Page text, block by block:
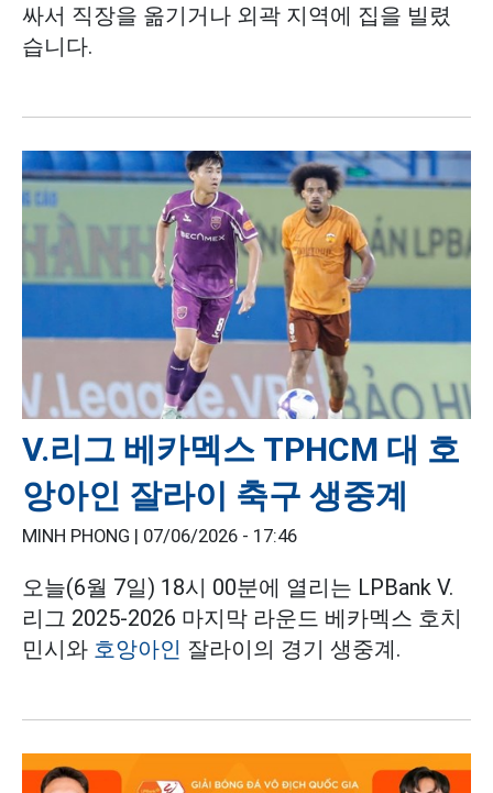
싸서 직장을 옮기거나 외곽 지역에 집을 빌렸
습니다.
V.리그 베카멕스 TPHCM 대 호
앙아인 잘라이 축구 생중계
MINH PHONG | 07/06/2026 - 17:46
오늘(6월 7일) 18시 00분에 열리는 LPBank V.
리그 2025-2026 마지막 라운드 베카멕스 호치
민시와 호앙아인 잘라이의 경기 생중계.